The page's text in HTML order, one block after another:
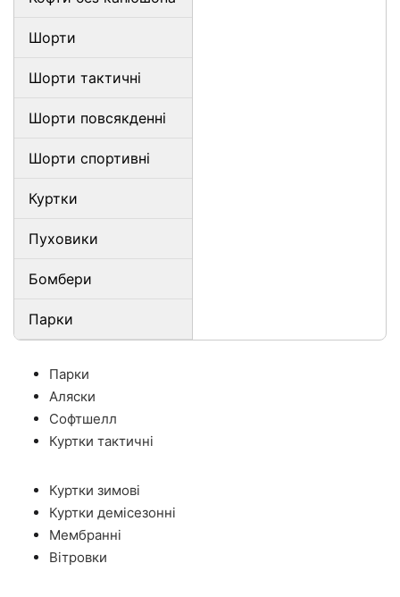
Шорти
Шорти тактичні
Шорти повсякденні
Шорти спортивні
Куртки
Пуховики
Бомбери
Парки
Парки
Аляски
Софтшелл
Куртки тактичні
Куртки зимові
Куртки демісезонні
Мембранні
Вітровки